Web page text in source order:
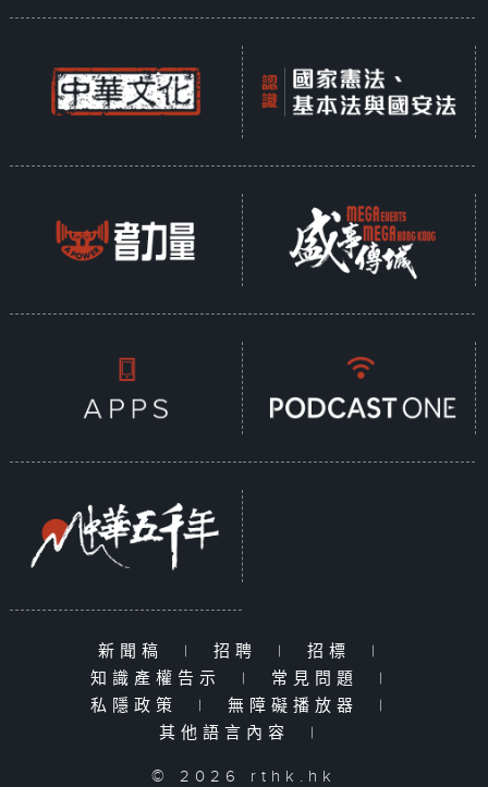
新聞稿 | 招聘 | 招標
|
知識產權告示
| 常見問題
|
私隱政策
| 無障礙播放器
|
其他語言內容
|
© 2026 rthk.hk